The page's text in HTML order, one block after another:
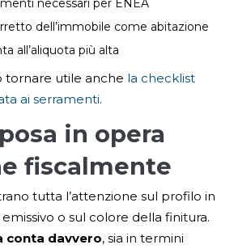
necessari per ENEA
dell’immobile come abitazione
all’aliquota più alta
tornare utile anche la checklist
ai serramenti.
in opera
fiscalmente
tutta l’attenzione sul profilo in
o sul colore della finitura.
conta davvero, sia in termini